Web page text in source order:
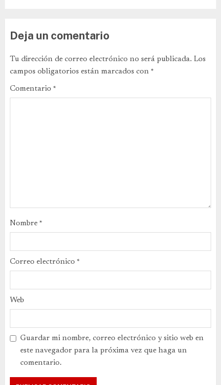
Deja un comentario
Tu dirección de correo electrónico no será publicada. Los
campos obligatorios están marcados con *
Comentario *
Nombre *
Correo electrónico *
Web
Guardar mi nombre, correo electrónico y sitio web en
este navegador para la próxima vez que haga un
comentario.